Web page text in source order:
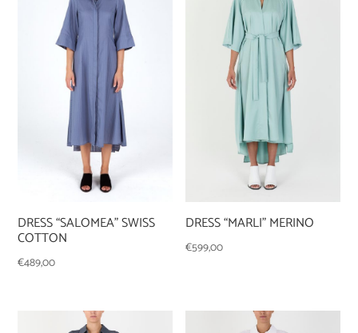
DRESS “SALOMEA” SWISS
COTTON
€489,00
DRESS “MARLI” MERINO
€599,00